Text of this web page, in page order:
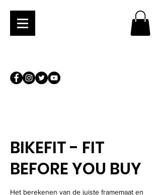
BIKEFIT - FIT
BEFORE YOU BUY
Het berekenen van de juiste framemaat en